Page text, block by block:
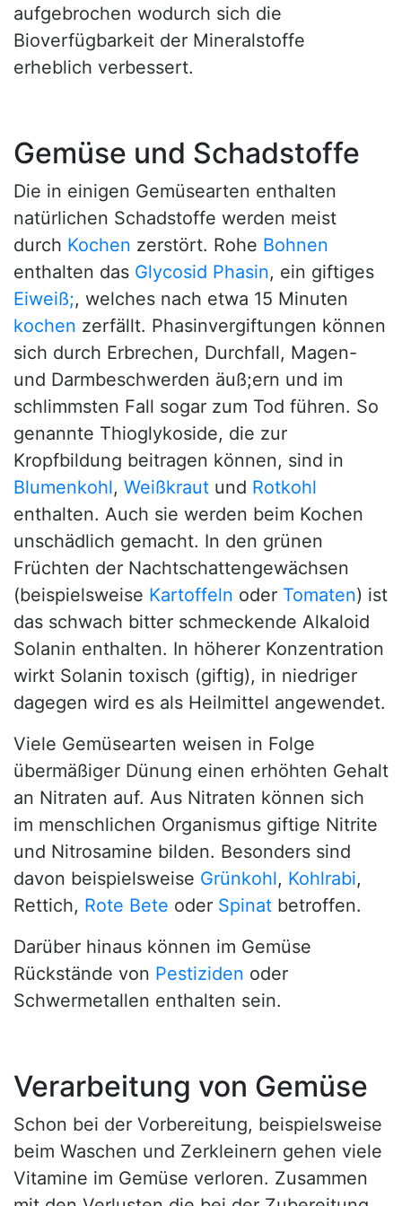
aufgebrochen wodurch sich die
Bioverfügbarkeit der Mineralstoffe
erheblich verbessert.
Gemüse und Schadstoffe
Die in einigen Gemüsearten enthalten
natürlichen Schadstoffe werden meist
durch Kochen zerstört. Rohe Bohnen
enthalten das Glycosid Phasin, ein giftiges
Eiweiß;, welches nach etwa 15 Minuten
kochen zerfällt. Phasinvergiftungen können
sich durch Erbrechen, Durchfall, Magen-
und Darmbeschwerden äuß;ern und im
schlimmsten Fall sogar zum Tod führen. So
genannte Thioglykoside, die zur
Kropfbildung beitragen können, sind in
Blumenkohl, Weißkraut und Rotkohl
enthalten. Auch sie werden beim Kochen
unschädlich gemacht. In den grünen
Früchten der Nachtschattengewächsen
(beispielsweise Kartoffeln oder Tomaten) ist
das schwach bitter schmeckende Alkaloid
Solanin enthalten. In höherer Konzentration
wirkt Solanin toxisch (giftig), in niedriger
dagegen wird es als Heilmittel angewendet.
Viele Gemüsearten weisen in Folge
übermäßiger Dünung einen erhöhten Gehalt
an Nitraten auf. Aus Nitraten können sich
im menschlichen Organismus giftige Nitrite
und Nitrosamine bilden. Besonders sind
davon beispielsweise Grünkohl, Kohlrabi,
Rettich, Rote Bete oder Spinat betroffen.
Darüber hinaus können im Gemüse
Rückstände von Pestiziden oder
Schwermetallen enthalten sein.
Verarbeitung von Gemüse
Schon bei der Vorbereitung, beispielsweise
beim Waschen und Zerkleinern gehen viele
Vitamine im Gemüse verloren. Zusammen